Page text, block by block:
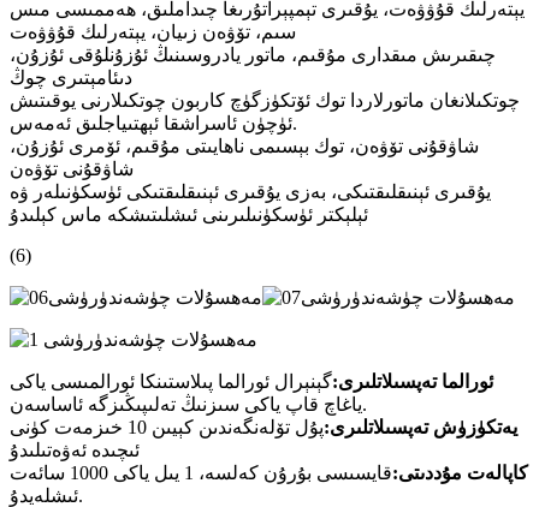
يېتەرلىك قۇۋۋەت، يۇقىرى تېمپېراتۇرىغا چىداملىق، ھەممىسى مىس
سىم، تۆۋەن زىيان، يېتەرلىك قۇۋۋەت
چىقىرىش مىقدارى مۇقىم، ماتور يادروسىنىڭ ئۇزۇنلۇقى ئۇزۇن،
دىئامېتىرى چوڭ
چوتكىلانغان ماتورلاردا توك ئۆتكۈزگۈچ كاربون چوتكىلارنى يوقىتىش
ئۈچۈن ئاسراشقا ئېھتىياجلىق ئەمەس.
شاۋقۇنى تۆۋەن، توك بېسىمى ناھايىتى مۇقىم، ئۆمرى ئۇزۇن،
شاۋقۇنى تۆۋەن
يۇقىرى ئېنىقلىقتىكى، بەزى يۇقىرى ئېنىقلىقتىكى ئۈسكۈنىلەر ۋە
ئېلېكتر ئۈسكۈنىلىرىنى ئىشلىتىشكە ماس كېلىدۇ
(6)
ئورالما تەپسىلاتلىرى:گېنېرال ئورالما پىلاستىنكا ئورالمىسى ياكى
ياغاچ قاپ ياكى سىزنىڭ تەلىپىڭىزگە ئاساسەن.
يەتكۈزۈش تەپسىلاتلىرى:
پۇل تۆلەنگەندىن كېيىن 10 خىزمەت كۈنى
ئىچىدە ئەۋەتىلىدۇ
كاپالەت مۇددىتى:
قايسىسى بۇرۇن كەلسە، 1 يىل ياكى 1000 سائەت
ئىشلەيدۇ.